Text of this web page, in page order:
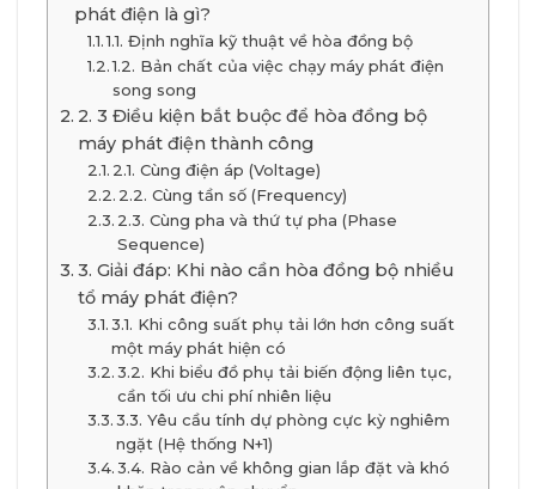
phát điện là gì?
1.1. Định nghĩa kỹ thuật về hòa đồng bộ
1.2. Bản chất của việc chạy máy phát điện
song song
2. 3 Điều kiện bắt buộc để hòa đồng bộ
máy phát điện thành công
2.1. Cùng điện áp (Voltage)
2.2. Cùng tần số (Frequency)
2.3. Cùng pha và thứ tự pha (Phase
Sequence)
3. Giải đáp: Khi nào cần hòa đồng bộ nhiều
tổ máy phát điện?
3.1. Khi công suất phụ tải lớn hơn công suất
một máy phát hiện có
3.2. Khi biểu đồ phụ tải biến động liên tục,
cần tối ưu chi phí nhiên liệu
3.3. Yêu cầu tính dự phòng cực kỳ nghiêm
ngặt (Hệ thống N+1)
3.4. Rào cản về không gian lắp đặt và khó